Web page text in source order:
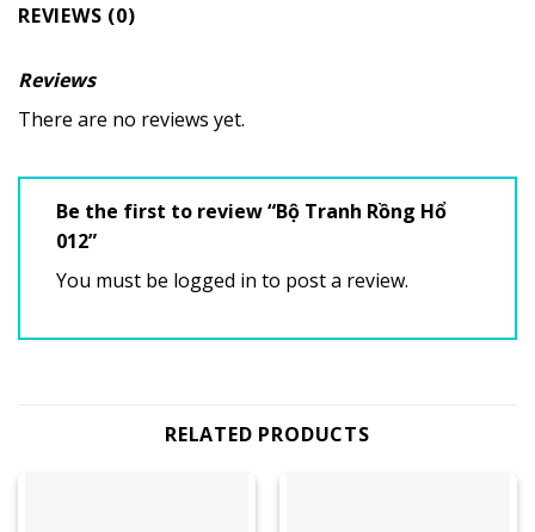
REVIEWS (0)
Reviews
There are no reviews yet.
Be the first to review “Bộ Tranh Rồng Hổ
012”
You must be logged in to post a review.
RELATED PRODUCTS